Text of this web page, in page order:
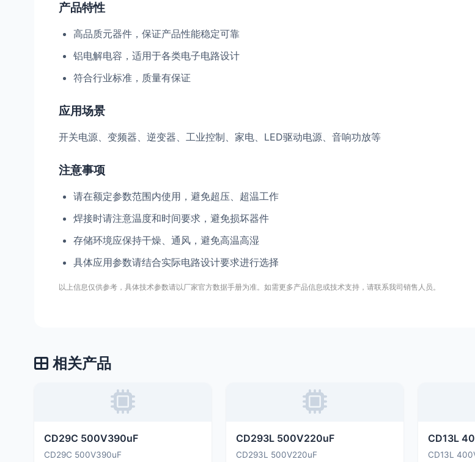
产品特性
高品质元器件，保证产品性能稳定可靠
铝电解电容，适用于各类电子电路设计
符合行业标准，质量有保证
应用场景
开关电源、变频器、逆变器、工业控制、家电、LED驱动电源、音响功放等
注意事项
请在额定参数范围内使用，避免超压、超温工作
焊接时请注意温度和时间要求，避免损坏器件
存储环境应保持干燥、通风，避免高温高湿
具体应用参数请结合实际电路设计要求进行选择
以上信息仅供参考，具体技术参数请以厂家官方数据手册为准。如需更多产品信息或技术支持，请联系我司销售人员。
相关产品
CD29C 500V390uF
CD29C 500V390uF
CD293L 500V220uF
CD293L 500V220uF
CD13L
CD13L